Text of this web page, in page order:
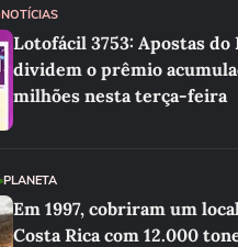
NOTÍCIAS
Lotofácil 3753: Apostas do
dividem o prêmio
milhões nesta terça-feira
PLANETA
Em 1997, cobriram um
Costa Rica com 12.000